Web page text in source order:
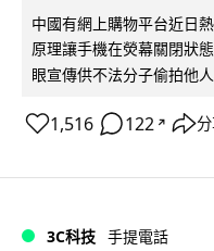
中國有網上購物平台近日
原理讓手機在熒幕關閉狀
眼宣傳供不法分子偷拍他
1,516 122 ↗
3C科技 手提電話